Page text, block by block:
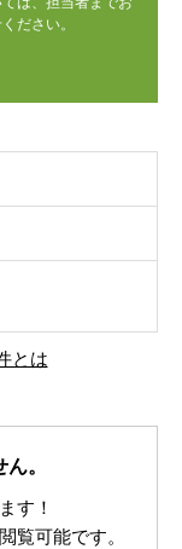
ださい。
とは
。
す！
覧可能です。